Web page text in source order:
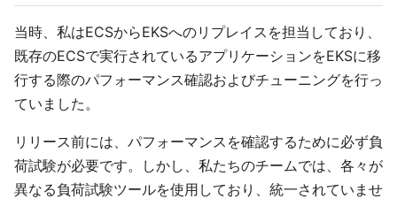
当時、私はECSからEKSへのリプレイスを担当しており、
既存のECSで実行されているアプリケーションをEKSに移
行する際のパフォーマンス確認およびチューニングを行っ
ていました。
リリース前には、パフォーマンスを確認するために必ず負
荷試験が必要です。しかし、私たちのチームでは、各々が
異なる負荷試験ツールを使用しており、統一されていませ